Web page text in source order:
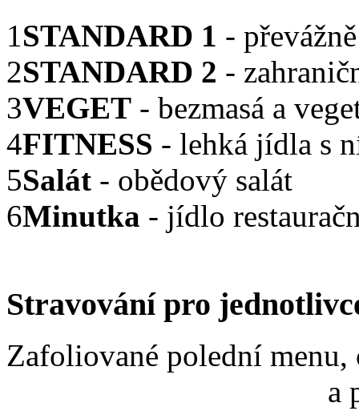
1STANDARD 1 -
2STANDARD 2 -
3VEGET - bezmasá a
4FITNESS - lehká jídla s
5Salát - obědový salát
6Minutka - jídlo
Stravování pro
Zafoliované polední menu,
a